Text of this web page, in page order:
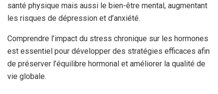
santé physique mais aussi le bien-être mental, augmentant
les risques de dépression et d’anxiété.
Comprendre l’impact du stress chronique sur les hormones
est essentiel pour développer des stratégies efficaces afin
de préserver l’équilibre hormonal et améliorer la qualité de
vie globale.